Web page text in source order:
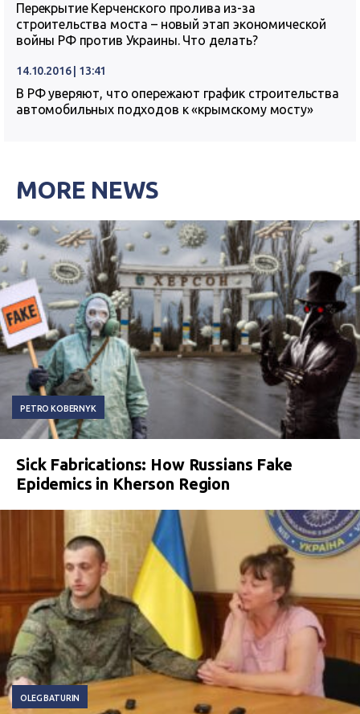
Перекрытие Керченского пролива из-за
строительства моста – новый этап экономической
войны РФ против Украины. Что делать?
14.10.2016 | 13:41
В РФ уверяют, что опережают график строительства
автомобильных подходов к «крымскому мосту»
MORE NEWS
PETRO KOBERNYK
Sick Fabrications: How Russians Fake
Epidemics in Kherson Region
OLEG BATURIN